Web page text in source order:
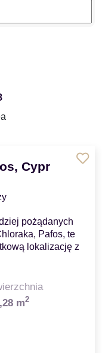
Cypr
pożądanych
Pafos, te
lokalizację z
m2